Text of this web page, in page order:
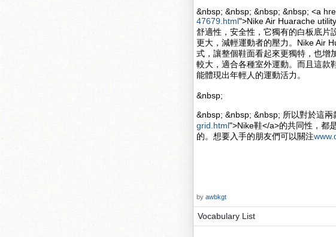
&nbsp; &nbsp; &nbsp; &nbsp; <a
47679.html">Nike Air Huarache
舒適性，安全性，它獨有的白板底片
更大，減輕運動者的壓力。Nike Air
式，讓整個鞋面看起來更獨特，也增
較大，適合各種室外運動。而且這款
能體現出年輕人的運動活力。
&nbsp;
&nbsp; &nbsp; &nbsp; 所以對於這兩
grid.html">Nike鞋</a>的共同性，都
的。想要入手的朋友們可以關注
by awbkgt
Vocabulary List